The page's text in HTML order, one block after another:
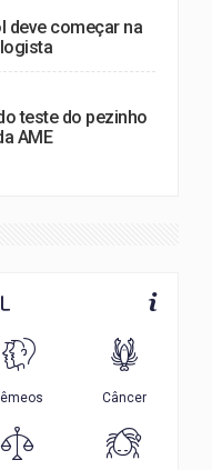
deve começar na
teste do pezinho
AME